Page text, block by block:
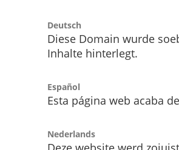
Deutsch
Diese Domain wurde
Inhalte hinterlegt.
Español
Esta página web acaba
Nederlands